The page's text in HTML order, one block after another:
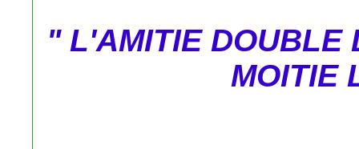
" L'AMITIE DOUBLE
MOITIE